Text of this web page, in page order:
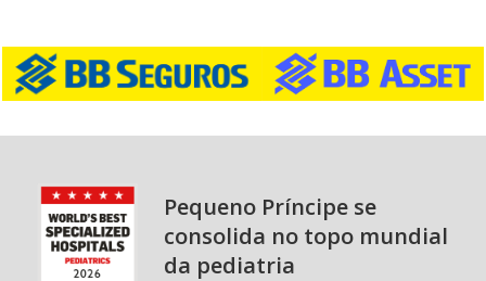
Pequeno Príncipe se
consolida no topo mundial
da pediatria